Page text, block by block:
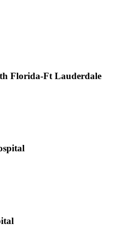
Florida-Ft Lauderdale